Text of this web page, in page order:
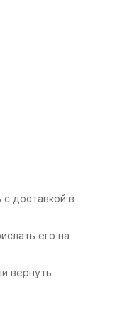
доставкой в
его на
вернуть